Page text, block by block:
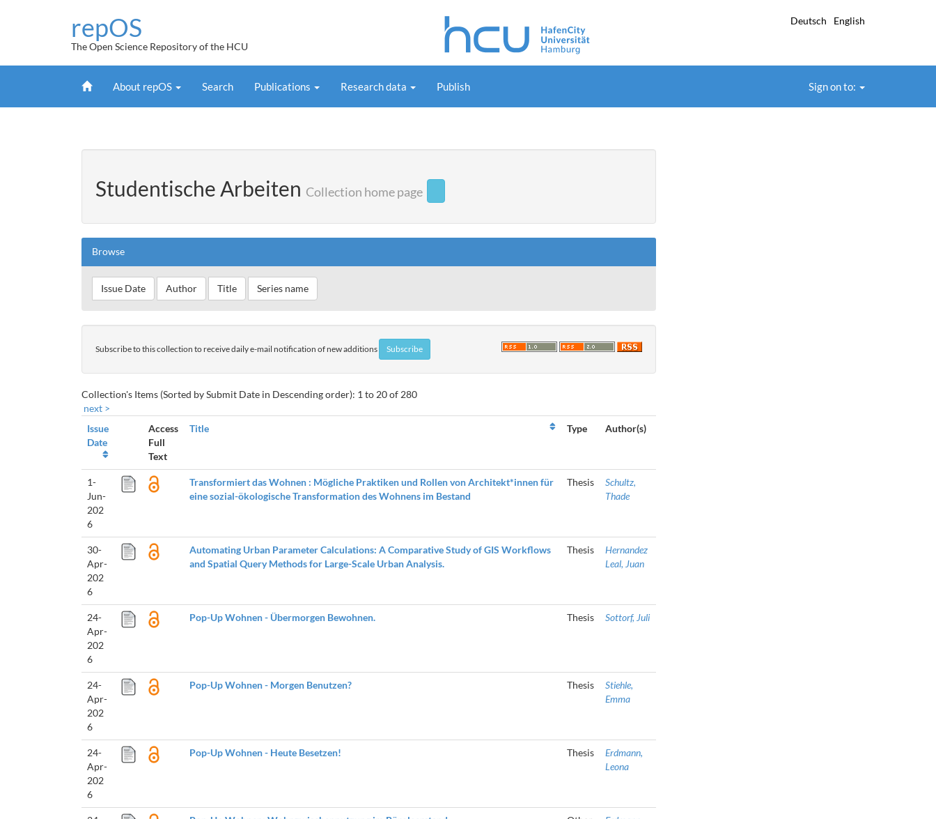
repOS
The Open Science Repository of the HCU
Deutsch English
HomeAbout repOS Search Publications Research data Publish Sign on to:
Studentische Arbeiten Collection home page
Browse
Subscribe to this collection to receive daily e-mail notification of new additions
Collection's Items (Sorted by Submit Date in Descending order): 1 to 20 of 280
next >
Issue
Date
Access
Full
Text
Title Type Author(s)
1-
Jun-
202
6
Transformiert das Wohnen : Mögliche Praktiken und Rollen von Architekt*innen für
eine sozial-ökologische Transformation des Wohnens im Bestand
Thesis
Schultz,
Thade
30-
Apr-
202
6
Automating Urban Parameter Calculations: A Comparative Study of GIS Workflows
and Spatial Query Methods for Large-Scale Urban Analysis.
Thesis
Hernandez
Leal, Juan
24-
Apr-
202
6
Pop-Up Wohnen - Übermorgen Bewohnen. Thesis Sottorf, Juli
24-
Apr-
202
6
Pop-Up Wohnen - Morgen Benutzen? Thesis
Stiehle,
Emma
24-
Apr-
202
6
Pop-Up Wohnen - Heute Besetzen! Thesis
Erdmann,
Leona